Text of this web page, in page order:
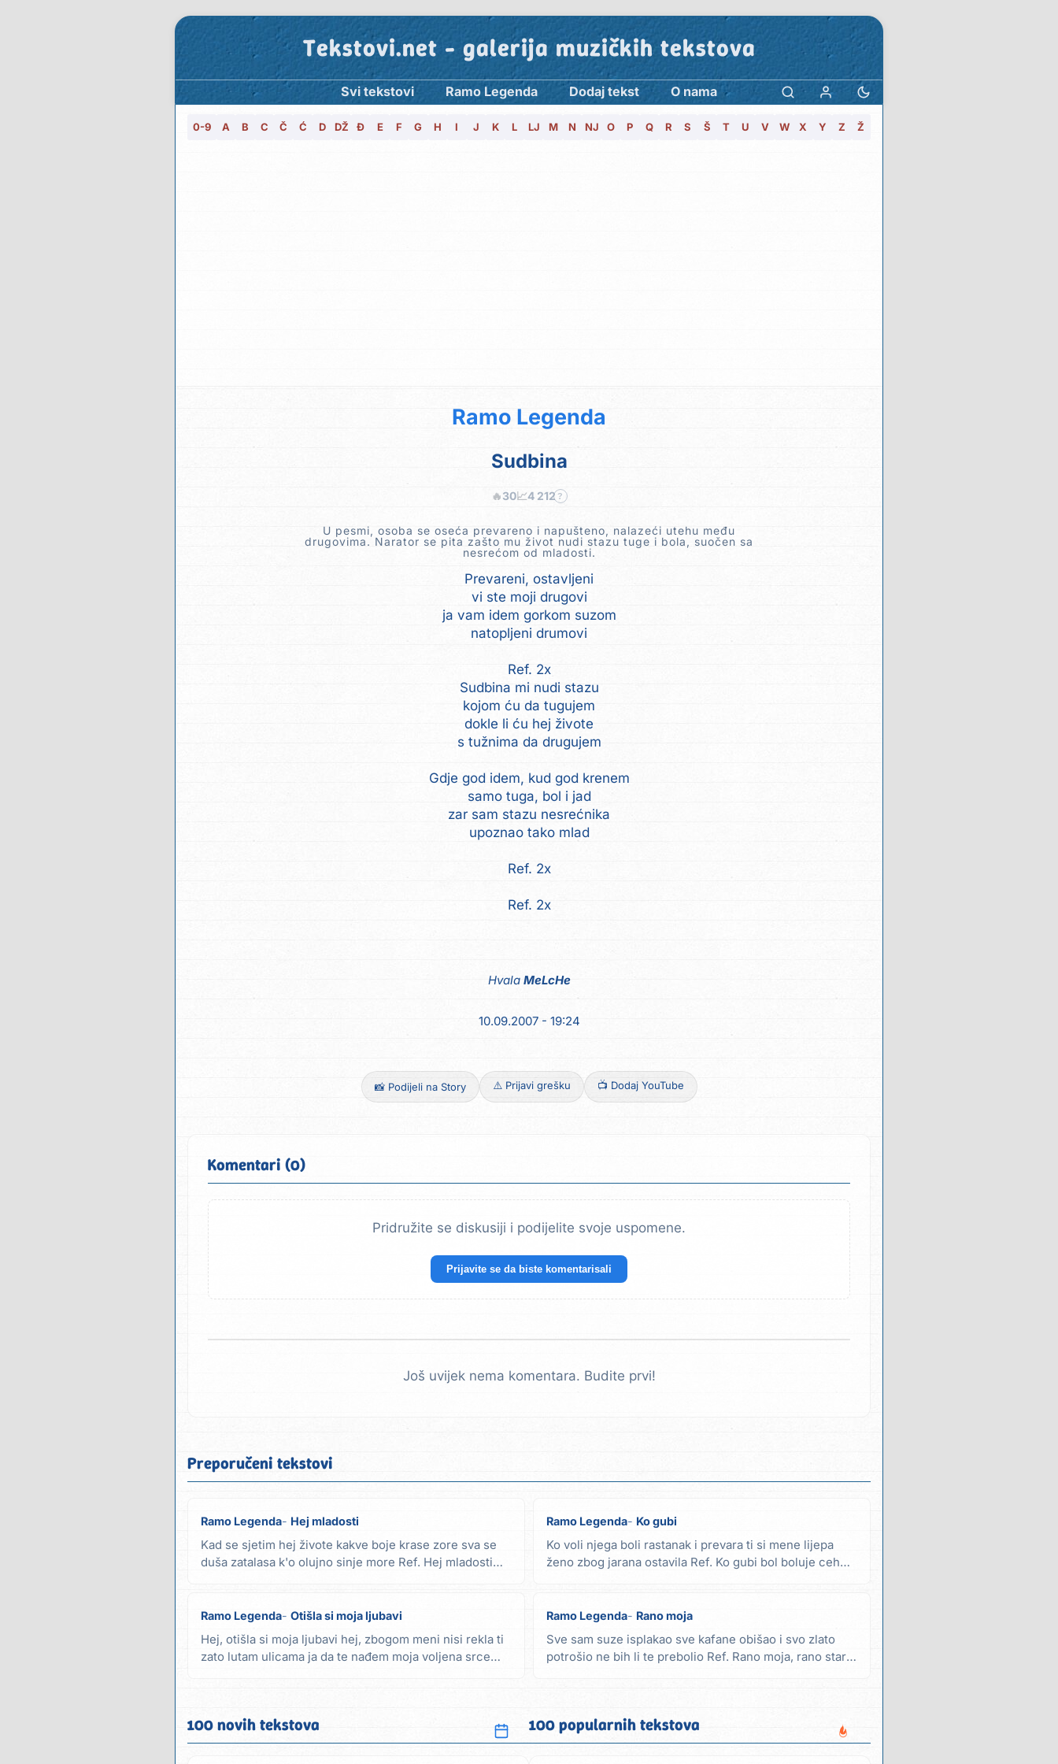
Tekstovi.net - galerija muzičkih tekstova
Svi tekstovi Ramo Legenda Dodaj tekst O nama
0-9 A B C Č Ć D DŽ Đ E F G H I J K L LJ M N NJ O P Q R S Š T U V W X Y Z Ž
Ramo Legenda
Sudbina
🔥30📈4 212 ?
U pesmi, osoba se oseća prevareno i napušteno, nalazeći utehu među
drugovima. Narator se pita zašto mu život nudi stazu tuge i bola, suočen sa
nesrećom od mladosti.
Prevareni, ostavljeni
vi ste moji drugovi
ja vam idem gorkom suzom
natopljeni drumovi
Ref. 2x
Sudbina mi nudi stazu
kojom ću da tugujem
dokle li ću hej živote
s tužnima da drugujem
Gdje god idem, kud god krenem
samo tuga, bol i jad
zar sam stazu nesrećnika
upoznao tako mlad
Ref. 2x
Ref. 2x
Hvala MeLcHe
10.09.2007 - 19:24
📸 Podijeli na Story ⚠️ Prijavi grešku 📺 Dodaj YouTube
Komentari (0)
Pridružite se diskusiji i podijelite svoje uspomene.
Prijavite se da biste komentarisali
Još uvijek nema komentara. Budite prvi!
Preporučeni tekstovi
Ramo Legenda Hej mladosti
Kad se sjetim hej živote kakve boje krase zore sva se
duša zatalasa k'o olujno sinje more Ref. Hej mladosti
Ramo Legenda Ko gubi
Ko voli njega boli rastanak i prevara ti si mene lijepa
ženo zbog jarana ostavila Ref. Ko gubi bol boluje ceh
Ramo Legenda Otišla si moja ljubavi
Hej, otišla si moja ljubavi hej, zbogom meni nisi rekla ti
zato lutam ulicama ja da te nađem moja voljena srce
Ramo Legenda Rano moja
Sve sam suze isplakao sve kafane obišao i svo zlato
potrošio ne bih li te prebolio Ref. Rano moja, rano stara
100 novih tekstova 100 popularnih tekstova